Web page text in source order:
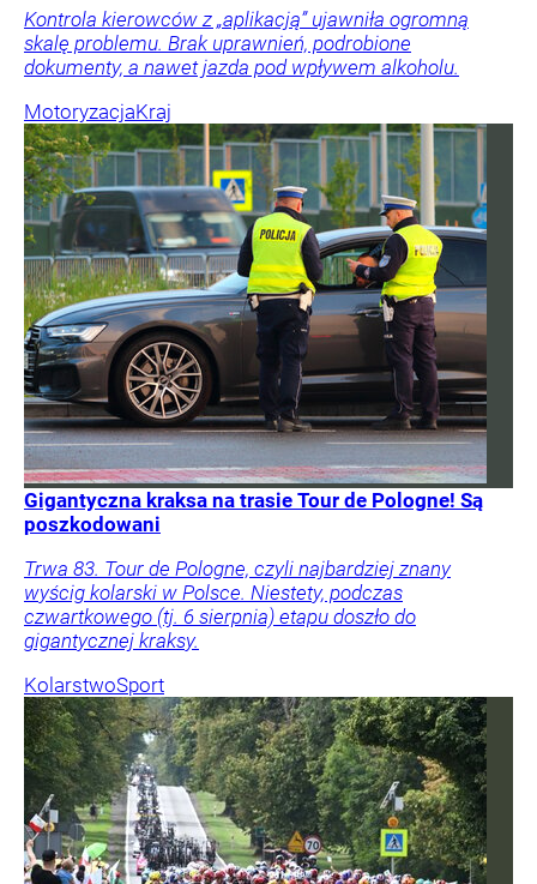
Kontrola kierowców z „aplikacją” ujawniła ogromną
skalę problemu. Brak uprawnień, podrobione
dokumenty, a nawet jazda pod wpływem alkoholu.
MotoryzacjaKraj
Gigantyczna kraksa na trasie Tour de Pologne! Są
poszkodowani
Trwa 83. Tour de Pologne, czyli najbardziej znany
wyścig kolarski w Polsce. Niestety, podczas
czwartkowego (tj. 6 sierpnia) etapu doszło do
gigantycznej kraksy.
KolarstwoSport